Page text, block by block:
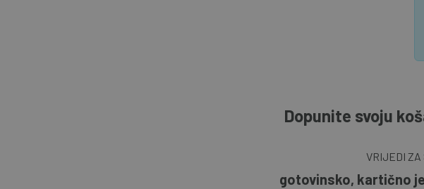
Dopunite svoju
VRIJEDI
gotovinsko, kartično